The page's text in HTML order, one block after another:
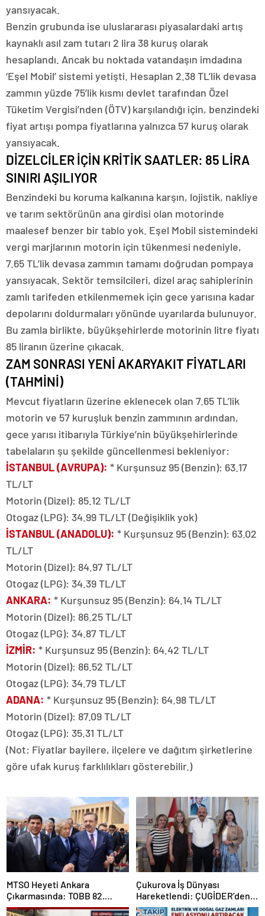
yansıyacak.
Benzin grubunda ise uluslararası piyasalardaki artış
kaynaklı asıl zam tutarı 2 lira 38 kuruş olarak
hesaplandı. Ancak bu noktada vatandaşın imdadına
‘Eşel Mobil’ sistemi yetişti. Hesaplan 2.38 TL’lik devasa
zammın yüzde 75’lik kısmı devlet tarafından Özel
Tüketim Vergisi’nden (ÖTV) karşılandığı için, benzindeki
fiyat artışı pompa fiyatlarına yalnızca 57 kuruş olarak
yansıyacak.
DİZELCİLER İÇİN KRİTİK SAATLER: 85 LİRA
SINIRI AŞILIYOR
Benzindeki bu koruma kalkanına karşın, lojistik, nakliye
ve tarım sektörünün ana girdisi olan motorinde
maalesef benzer bir tablo yok. Eşel Mobil sistemindeki
vergi marjlarının motorin için tükenmesi nedeniyle,
7.65 TL’lik devasa zammın tamamı doğrudan pompaya
yansıyacak. Sektör temsilcileri, dizel araç sahiplerinin
zamlı tarifeden etkilenmemek için gece yarısına kadar
depolarını doldurmaları yönünde uyarılarda bulunuyor.
Bu zamla birlikte, büyükşehirlerde motorinin litre fiyatı
85 liranın üzerine çıkacak.
ZAM SONRASI YENİ AKARYAKIT FİYATLARI
(TAHMİNİ)
Mevcut fiyatların üzerine eklenecek olan 7.65 TL’lik
motorin ve 57 kuruşluk benzin zammının ardından,
gece yarısı itibarıyla Türkiye’nin büyükşehirlerinde
tabelaların şu şekilde güncellenmesi bekleniyor:
İSTANBUL (AVRUPA): * Kurşunsuz 95 (Benzin): 63.17
TL/LT
Motorin (Dizel): 85.12 TL/LT
Otogaz (LPG): 34.99 TL/LT (Değişiklik yok)
İSTANBUL (ANADOLU): * Kurşunsuz 95 (Benzin): 63.02
TL/LT
Motorin (Dizel): 84.97 TL/LT
Otogaz (LPG): 34.39 TL/LT
ANKARA: * Kurşunsuz 95 (Benzin): 64.14 TL/LT
Motorin (Dizel): 86.25 TL/LT
Otogaz (LPG): 34.87 TL/LT
İZMİR: * Kurşunsuz 95 (Benzin): 64.42 TL/LT
Motorin (Dizel): 86.52 TL/LT
Otogaz (LPG): 34.79 TL/LT
ADANA: * Kurşunsuz 95 (Benzin): 64.98 TL/LT
Motorin (Dizel): 87.09 TL/LT
Otogaz (LPG): 35.31 TL/LT
(Not: Fiyatlar bayilere, ilçelere ve dağıtım şirketlerine
göre ufak kuruş farklılıkları gösterebilir.)
MTSO Heyeti Ankara
Çıkarmasında: TOBB 82.
Genel Kurulu’nda Mersin
Çukurova İş Dünyası
Hareketlendi: ÇUGİDER’den
Hümay Lojistik’e Çıkartma